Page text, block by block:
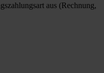
aus (Rechnung,